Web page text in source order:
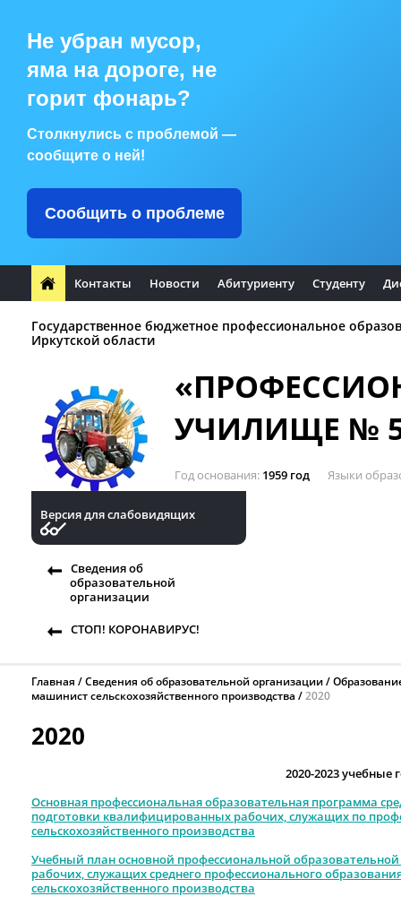
Не убран мусор,
яма на дороге, не
горит фонарь?
Столкнулись с проблемой —
сообщите о ней!
Сообщить о проблеме
Контакты Новости Абитуриенту Студенту
Государственное бюджетное профессиональное
Иркутской области
УЧИЛИЩЕ №
Год основания 1959 год Языки
Версия для слабовидящих
Сведения об
образовательной
организации
СТОП! КОРОНАВИРУС!
Главная Сведения об образовательной организации
машинист сельскохозяйственного производства
2020
2020
2020-2023 учебные
Основная профессиональная образовательная программа
подготовки квалифицированных рабочих, служащих по
сельскохозяйственного производства
Учебный план основной профессиональной
рабочих, служащих среднего профессионального
сельскохозяйственного производства